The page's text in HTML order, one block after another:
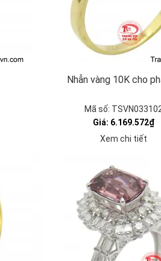
Nhẫn vàng 10K cho
Mã số:
Giá: 6.169.572₫
Xem chi tiết